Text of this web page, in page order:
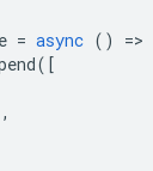
= async ()
append